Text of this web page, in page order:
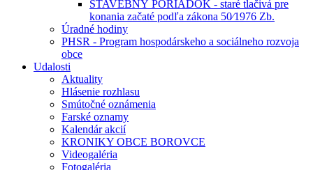
STAVEBNÝ PORIADOK - staré tlačivá pre
konania začaté podľa zákona 50⁄1976 Zb.
Úradné hodiny
PHSR - Program hospodárskeho a sociálneho rozvoja
obce
Udalosti
Aktuality
Hlásenie rozhlasu
Smútočné oznámenia
Farské oznamy
Kalendár akcií
KRONIKY OBCE BOROVCE
Videogaléria
Fotogaléria